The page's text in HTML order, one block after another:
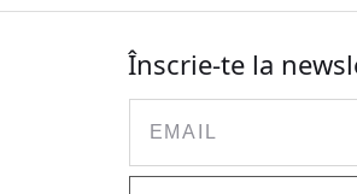
Înscrie-te la